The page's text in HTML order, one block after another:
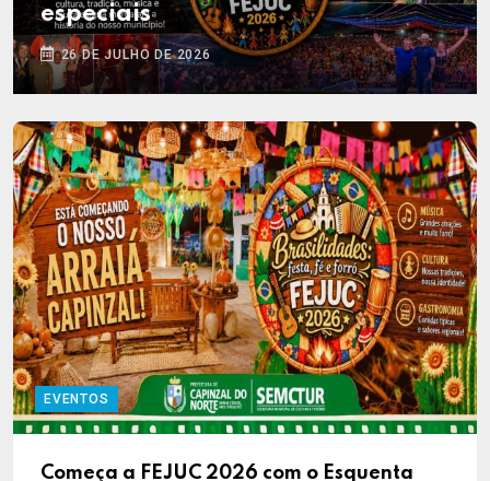
especiais
26 DE JULHO DE 2026
EVENTOS
Começa a FEJUC 2026 com o Esquenta